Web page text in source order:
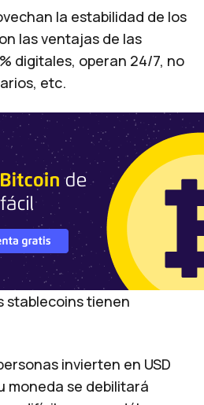
la estabilidad de los
las ventajas de las
digitales, operan 24/7, no
etc.
stablecoins tienen
invierten en USD
moneda se debilitará